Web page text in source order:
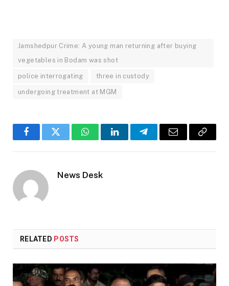
Jamshedpur Crime: A young man returning after buying
vegetables in Bodam was shot
police interrogating three in custody
undergoing treatment at MGM
FacebookTwitter WhatsAppLinkedInTelegramEmail
Copy
News Desk
RELATED POSTS